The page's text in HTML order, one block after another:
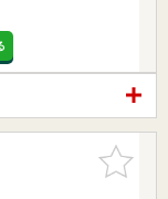
お気に入
りに追加